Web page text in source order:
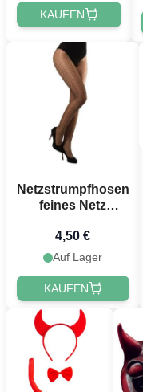
KAUFEN
Netzstrumpfhosen
feines Netz
schwarz
4,50 €
Auf Lager
KAUFEN